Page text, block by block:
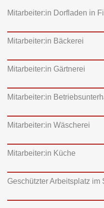
Mitarbeiter:in Dorfladen in
Mitarbeiter:in Bäckerei
Mitarbeiter:in Gärtnerei
Mitarbeiter:in
Mitarbeiter:in Wäscherei
Mitarbeiter:in Küche
Geschützter Arbeitsplatz im